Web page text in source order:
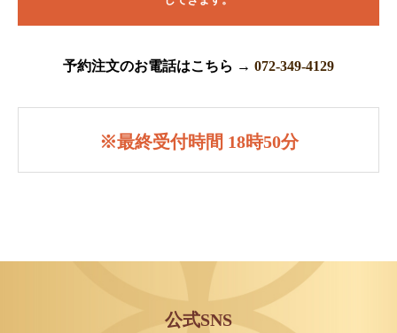
予約注文のお電話はこちら → 072-349-4129
※最終受付時間 18時50分
公式SNS